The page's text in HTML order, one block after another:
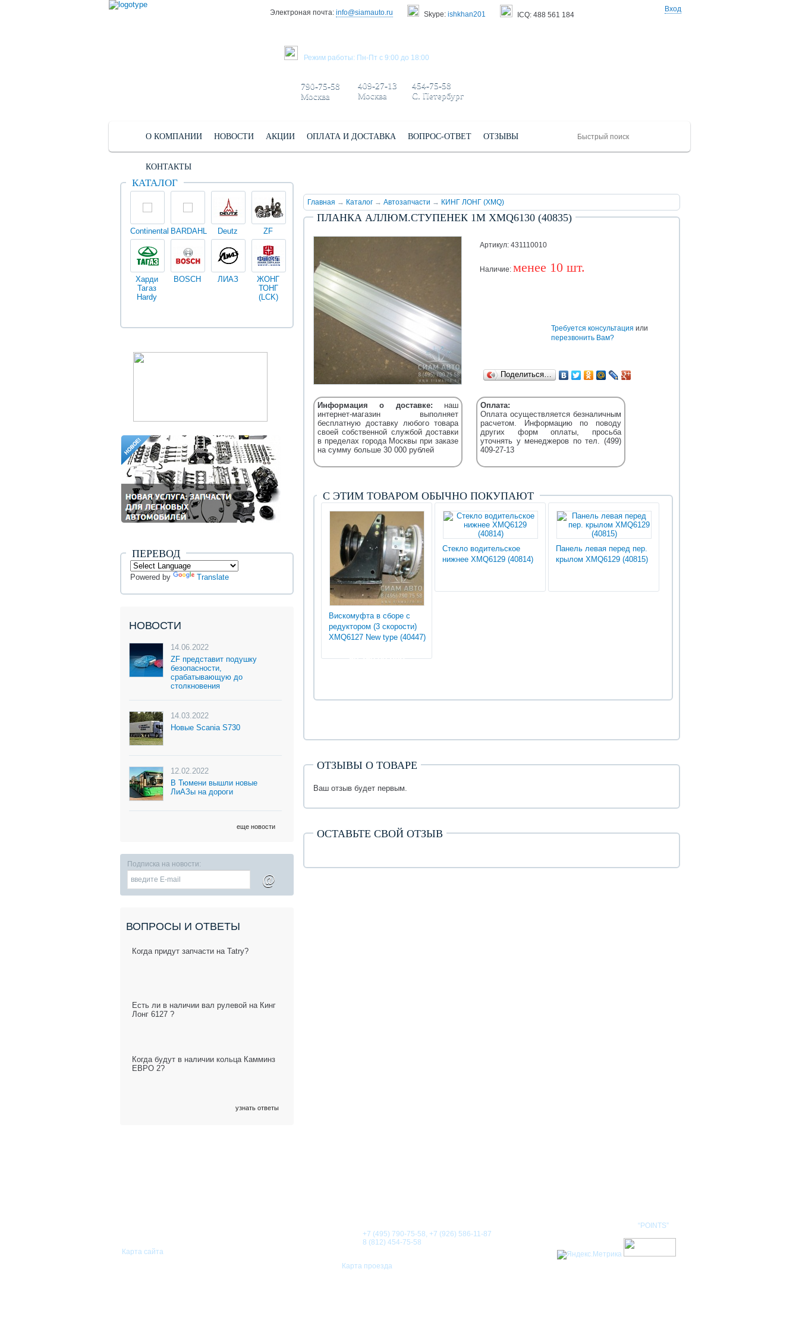
Электроная почта: info@siamauto.ru Skype: ishkhan201 ICQ: 488 561 184
Вход
Режим работы: Пн-Пт с 9:00 до 18:00
790-75-58
Москва
409-27-13
Москва
454-75-58
С. Петербург
О КОМПАНИИ НОВОСТИ АКЦИИ ОПЛАТА И ДОСТАВКА ВОПРОС-ОТВЕТ ОТЗЫВЫ
КОНТАКТЫ
Главная → Каталог → Автозапчасти → КИНГ ЛОНГ (XMQ)
ПЛАНКА АЛЛЮМ.СТУПЕНЕК 1М XMQ6130 (40835)
Артикул: 431110010
Наличие: менее 10 шт.
Поделиться…
Требуется консультация или
перезвонить Вам?
Информация о доставке: наш
интернет-магазин выполняет
бесплатную доставку любого товара
своей собственной службой доставки
в пределах города Москвы при заказе
на сумму больше 30 000 рублей
Оплата:
Оплата осуществляется безналичным
расчетом. Информацию по поводу
других форм оплаты, просьба
уточнять у менеджеров по тел. (499)
409-27-13
С ЭТИМ ТОВАРОМ ОБЫЧНО ПОКУПАЮТ
Вискомуфта в сборе с
редуктором (3 скорости)
XMQ6127 New type (40447)
50 250.00 руб
Стекло водительское
нижнее XMQ6129 (40814)
Панель левая перед пер.
крылом XMQ6129 (40815)
ОТЗЫВЫ О ТОВАРЕ
Ваш отзыв будет первым.
ОСТАВЬТЕ СВОЙ ОТЗЫВ
КАТАЛОГ
Continental BARDAHL Deutz ZF
Харди
Тагаз
Hardy
BOSCH ЛИАЗ
ЖОНГ
ТОНГ
(LCK)
plus
Разное Iveco Икарус
Фильтры
Fleetguard
(KLQ)
ПЕРЕВОД
Powered by Translate
НОВОСТИ
14.06.2022
ZF представит подушку
безопасности,
срабатывающую до
столкновения
14.03.2022
Новые Scania S730
12.02.2022
В Тюмени вышли новые
ЛиАЗы на дороги
еще новости
Подписка на новости:
@
ВОПРОСЫ И ОТВЕТЫ
Когда придут запчасти на Tatry?
Есть ли в наличии вал рулевой на Кинг
Лонг 6127 ?
Когда будут в наличии кольца Камминз
ЕВРО 2?
узнать ответы
Карта сайта
+7 (495) 790-75-58, +7 (926) 586-11-87
8 (812) 454-75-58
Карта проезда
“POINTS”